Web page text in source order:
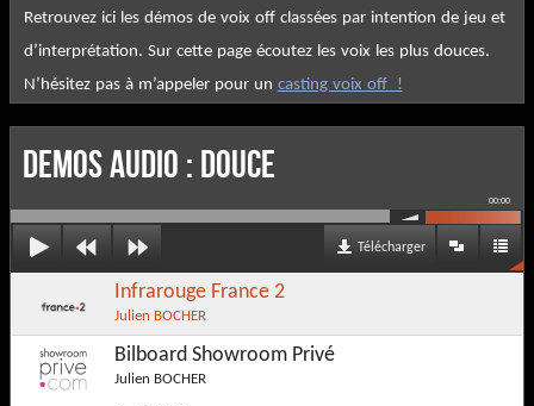
Retrouvez ici les démos de voix off classées par intention de jeu et
d’interprétation. Sur cette page écoutez les voix les plus douces.
N’hésitez pas à m’appeler pour un casting voix off !
DEMOS AUDIO : Douce
00:00
Télécharger
Infrarouge France 2
Julien BOCHER
Bilboard Showroom Privé
Julien BOCHER